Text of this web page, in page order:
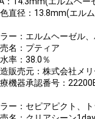
直径：13.8mm(エル
ー：エルムヘーゼル
名：プティア
率：38.0％
販売元：株式会社メリ
機器承認番号：
ー：セピアピクト、